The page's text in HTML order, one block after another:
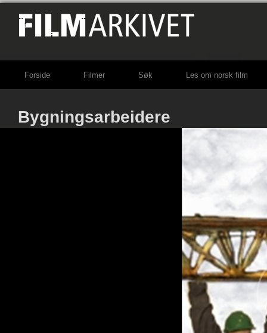
Forside Filmer Søk Les om norsk film
Bygningsarbeidere